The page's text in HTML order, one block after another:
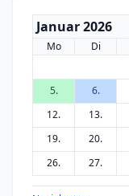
Januar 2026
Mo Di
5.
6.
12.
13.
19.
20.
26.
27.